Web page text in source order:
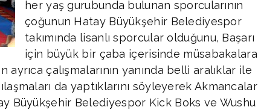
her yaş gurubunda bulunan sporcularının
çoğunun Hatay Büyükşehir Belediyespor
takımında lisanlı sporcular olduğunu, Başarı
için büyük bir çaba içerisinde müsabakalara
ayrıca çalışmalarının yanında belli aralıklar ile
da yaptıklarını söyleyerek Akmancalar
Büyükşehir Belediyespor Kick Boks ve Wushu